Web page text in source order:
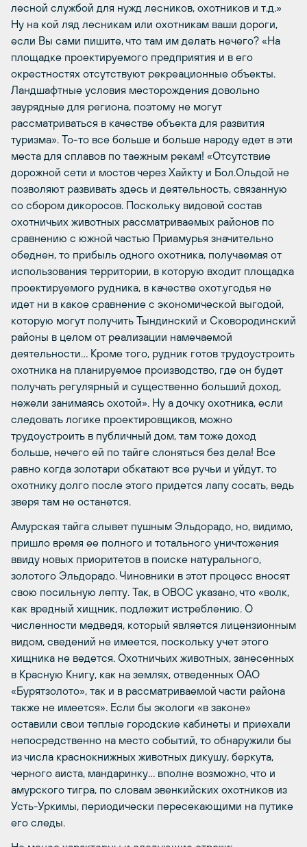
лесной службой для нужд лесников, охотников и т.д.»
Ну на кой ляд лесникам или охотникам ваши дороги,
если Вы сами пишите, что там им делать нечего? «На
площадке проектируемого предприятия и в его
окрестностях отсутствуют рекреационные объекты.
Ландшафтные условия месторождения довольно
заурядные для региона, поэтому не могут
рассматриваться в качестве объекта для развития
туризма». То-то все больше и больше народу едет в эти
места для сплавов по таежным рекам! «Отсутствие
дорожной сети и мостов через Хайкту и Бол.Ольдой не
позволяют развивать здесь и деятельность, связанную
со сбором дикоросов. Поскольку видовой состав
охотничьих животных рассматриваемых районов по
сравнению с южной частью Приамурья значительно
обеднен, то прибыль одного охотника, получаемая от
использования территории, в которую входит площадка
проектируемого рудника, в качестве охот.угодья не
идет ни в какое сравнение с экономической выгодой,
которую могут получить Тындинский и Сковородинский
районы в целом от реализации намечаемой
деятельности… Кроме того, рудник готов трудоустроить
охотника на планируемое производство, где он будет
получать регулярный и существенно больший доход,
нежели занимаясь охотой». Ну а дочку охотника, если
следовать логике проектировщиков, можно
трудоустроить в публичный дом, там тоже доход
больше, нечего ей по тайге слоняться без дела! Все
равно когда золотари обкатают все ручьи и уйдут, то
охотнику долго после этого придется лапу сосать, ведь
зверя там не останется.
Амурская тайга слывет пушным Эльдорадо, но, видимо,
пришло время ее полного и тотального уничтожения
ввиду новых приоритетов в поиске натурального,
золотого Эльдорадо. Чиновники в этот процесс вносят
свою посильную лепту. Так, в ОВОС указано, что «волк,
как вредный хищник, подлежит истреблению. О
численности медведя, который является лицензионным
видом, сведений не имеется, поскольку учет этого
хищника не ведется. Охотничьих животных, занесенных
в Красную Книгу, как на землях, отведенных ОАО
«Бурятзолото», так и в рассматриваемой части района
также не имеется». Если бы экологи «в законе»
оставили свои теплые городские кабинеты и приехали
непосредственно на место событий, то обнаружили бы
из числа краснокнижных животных дикушу, беркута,
черного аиста, мандаринку… вполне возможно, что и
амурского тигра, по словам эвенкийских охотников из
Усть-Уркимы, периодически пересекающими на путике
его следы.